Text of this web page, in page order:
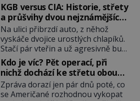
pověsil Napoleon? Samotný císař
Napoleon Bonaparte (1769–1821)
má pro malbu slabost, a tak si ji
ještě jako první konzul přemístí do
své ložnice v Tuilerisjkém […]
KGB versus CIA: Historie, střety
a průšvihy dvou nejznámějších
tajných služeb historie
Na ulici přibrzdí auto, z něhož
vyskáče dvojice urostlých chlapíků.
Stačí pár vteřin a už agresivně buší
na dveře. O další okamžik později
vlečou nebožáka do auta, a pak už
ho nikdy nikdo nespatří. Dostal se
totiž do rukou všemocné KGB. Jako
sourozenci, kteří si nemohou přijít
Kdo je víc? Pět operací, při
nichž dochází ke střetu obou
tajných služeb
Zpráva dorazí jen pár dnů poté, co
se Američané rozhodnou vykopat